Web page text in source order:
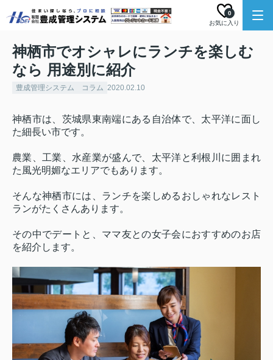
お気に入り
0
神栖市でオシャレにランチを楽しむ
なら 用途別に紹介
豊成管理システム コラム 2020.02.10
神栖市は、茨城県東南端にある自治体で、太平洋に面し
た細長い市です。
農業、工業、水産業が盛んで、太平洋と利根川に囲まれ
た風光明媚なエリアでもあります。
そんな神栖市には、ランチを楽しめるおしゃれなレスト
ランがたくさんあります。
その中でデートと、ママ友との女子会におすすめのお店
を紹介します。